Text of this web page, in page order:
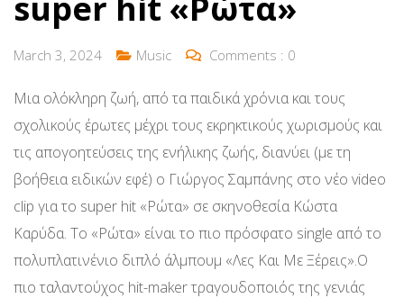
March 3, 2024 Music Comments : 0
Μια ολόκληρη ζωή, από τα παιδικά χρόνια και τους
σχολικούς έρωτες μέχρι τους εκρηκτικούς χωρισμούς και
τις απογοητεύσεις της ενήλικης ζωής, διανύει (με τη
βοήθεια ειδικών εφέ) ο Γιώργος Σαμπάνης στο νέο video
clip για το super hit «Ρώτα» σε σκηνοθεσία Κώστα
Καρύδα. Το «Ρώτα» είναι το πιο πρόσφατο single από το
πολυπλατινένιο διπλό άλμπουμ «Λες Και Με Ξέρεις».Ο
πιο ταλαντούχος hit-maker τραγουδοποιός της γενιάς